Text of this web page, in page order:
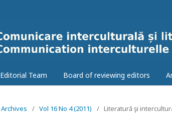
Editorial Team Board of reviewing editors
Archives / Vol 16 No 4 (2011) / Literatură şi